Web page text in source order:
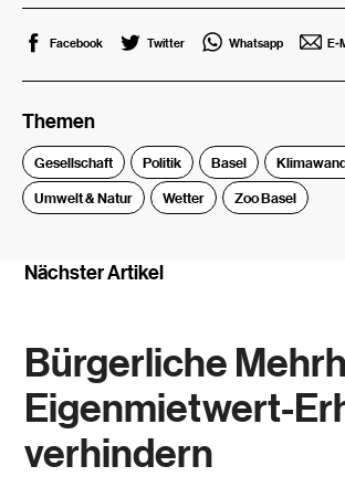
Facebook Twitter Whatsapp E-
Themen
Gesellschaft Politik Basel
Umwelt & Natur
Wetter Zoo Basel
Nächster Artikel
Bürgerliche
Eigenmietwert-
verhindern